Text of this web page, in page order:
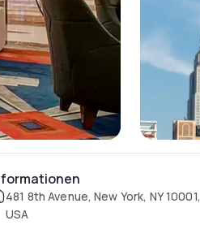
481 8th Avenue, New York, NY 10001,
USA